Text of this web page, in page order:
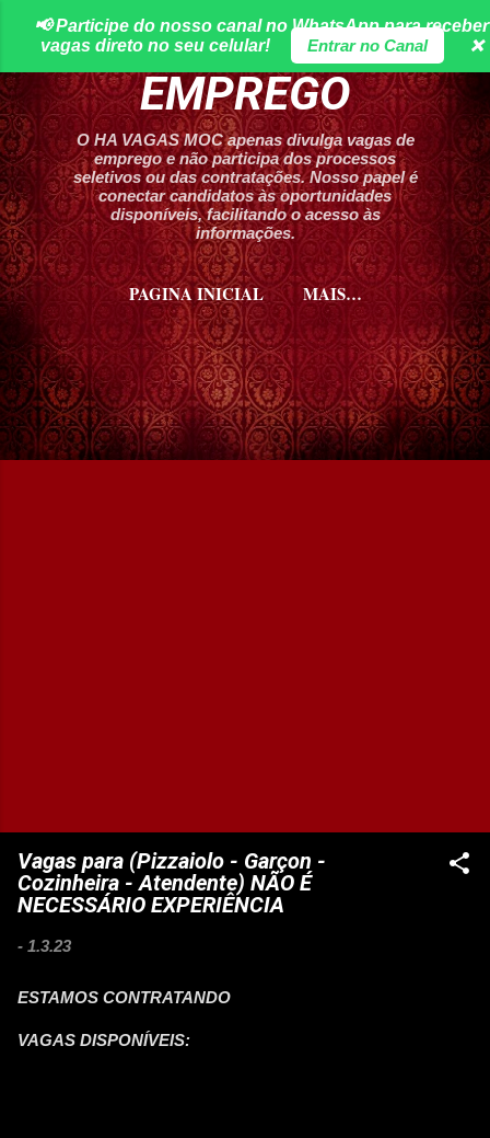
Pular para o conteúdo principal
HA VAGAS DE
EMPREGO
O HA VAGAS MOC apenas divulga vagas de
emprego e não participa dos processos
seletivos ou das contratações. Nosso papel é
conectar candidatos às oportunidades
disponíveis, facilitando o acesso às
informações.
📢 Participe do nosso canal no WhatsApp para receber
vagas direto no seu celular!
Entrar no Canal ❌
PAGINA INICIAL
MAIS…
CURSOS HA VAGAS MOC
Vagas para (Pizzaiolo - Garçon -
Cozinheira - Atendente) NÃO É
NECESSÁRIO EXPERIÊNCIA
- 1.3.23
ESTAMOS CONTRATANDO
VAGAS DISPONÍVEIS: